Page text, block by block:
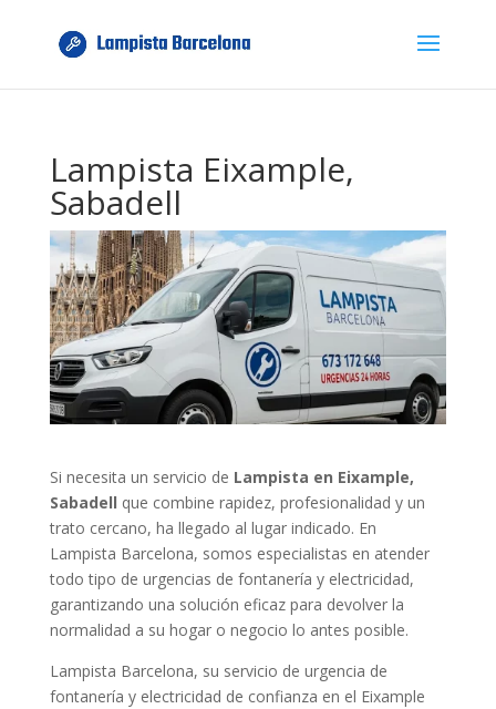
Lampista Eixample,
Sabadell
Si necesita un servicio de Lampista en Eixample,
Sabadell que combine rapidez, profesionalidad y un
trato cercano, ha llegado al lugar indicado. En
Lampista Barcelona, somos especialistas en atender
todo tipo de urgencias de fontanería y electricidad,
garantizando una solución eficaz para devolver la
normalidad a su hogar o negocio lo antes posible.
Lampista Barcelona, su servicio de urgencia de
fontanería y electricidad de confianza en el Eixample